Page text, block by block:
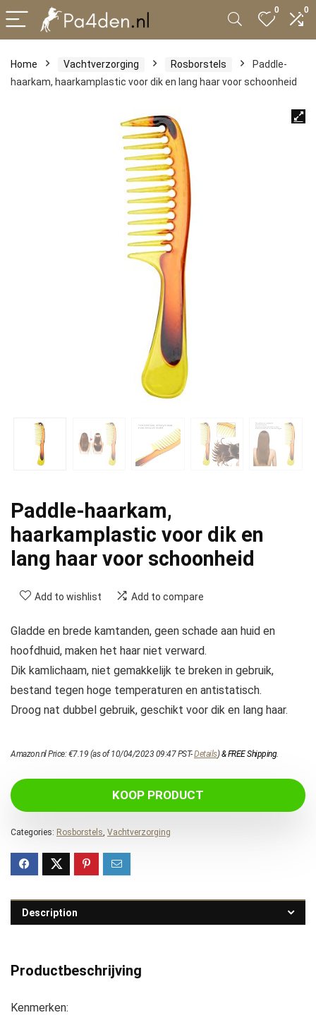
0 0
Home Vachtverzorging Rosborstels
Paddle-
haarkam, haarkamplastic voor dik en lang haar voor schoonheid
Paddle-haarkam,
haarkamplastic voor dik en
lang haar voor schoonheid
Add to wishlist Add to compare
Gladde en brede kamtanden, geen schade aan huid en
hoofdhuid, maken het haar niet verward.
Dik kamlichaam, niet gemakkelijk te breken in gebruik,
bestand tegen hoge temperaturen en antistatisch.
Droog nat dubbel gebruik, geschikt voor dik en lang haar.
Amazon.nl Price:€7.19 (as of 10/04/2023 09:47 PST-Details)&FREE Shipping.
KOOP PRODUCT
Categories: Rosborstels Vachtverzorging
Description
Productbeschrijving
Kenmerken: